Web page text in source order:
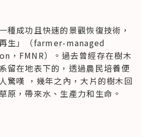
種成功且快速的景觀恢復技術，
生」（farmer-managed
FMNR）。過去曾經存在樹木
留在地表下的，透過農民培養便
驚嘆 ，幾年之內，大片的樹木回
原，帶來水、生產力和生命。